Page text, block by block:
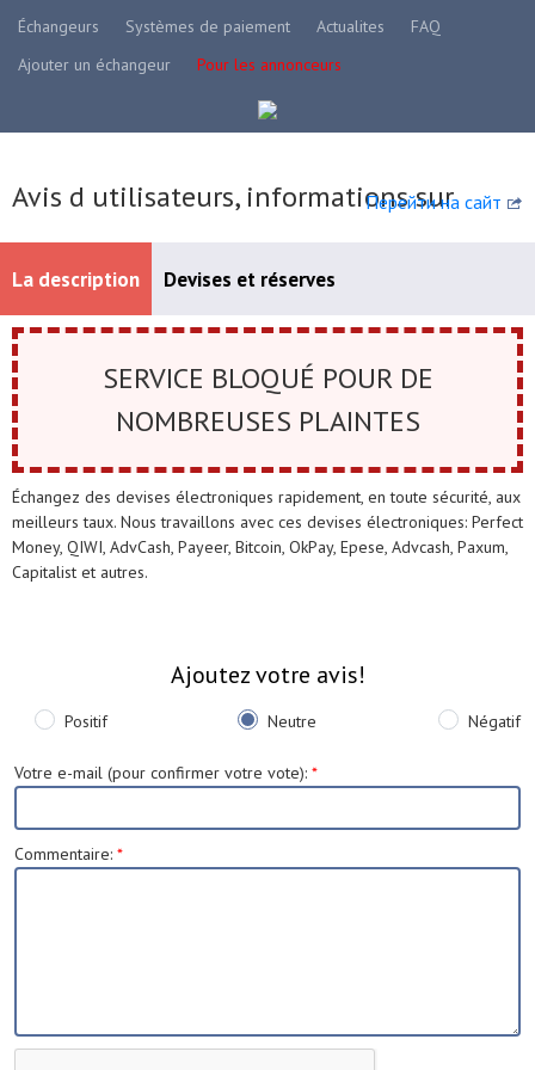
Échangeurs Systèmes de paiement Actualites
FAQ
Ajouter un échangeur
Pour les annonceurs
Перейти на сайт
Avis d utilisateurs, informations sur
La description Devises et réserves
Systèmes de paiement disponibles
SERVICE BLOQUÉ POUR DE
NOMBREUSES PLAINTES
Échangez des devises électroniques rapidement, en toute sécurité, aux
meilleurs taux. Nous travaillons avec ces devises électroniques: Perfect
Money, QIWI, AdvCash, Payeer, Bitcoin, OkPay, Epese, Advcash, Paxum,
Capitalist et autres.
Ajoutez votre avis!
Positif Neutre Négatif
Votre e-mail (pour confirmer votre vote): *
Commentaire: *